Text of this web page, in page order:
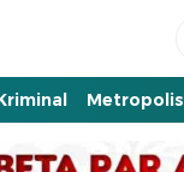
Metropolis